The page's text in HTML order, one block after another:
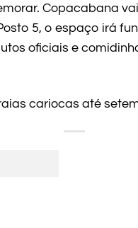
Copacabana
5, o espaço irá
oficiais e
cariocas até